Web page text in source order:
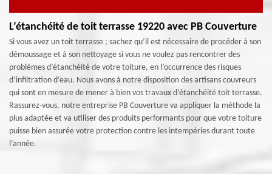
L’étanchéité de toit terrasse 19220 avec PB Couverture
Si vous avez un toit terrasse ; sachez qu’il est nécessaire de procéder à son
démoussage et à son nettoyage si vous ne voulez pas rencontrer des
problèmes d’étanchéité de votre toiture, en l’occurrence des risques
d’infiltration d’eau. Nous avons à notre disposition des artisans couvreurs
qui sont en mesure de mener à bien vos travaux d’étanchéité toit terrasse.
Rassurez-vous, notre entreprise PB Couverture va appliquer la méthode la
plus adaptée et va utiliser des produits performants pour que votre toiture
puisse bien assurée votre protection contre les intempéries durant toute
l’année.